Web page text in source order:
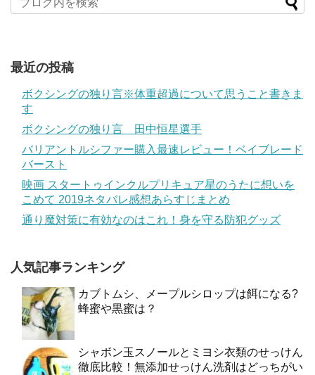
最近の投稿
ボクシングの独り言※体重超過について思うこと書きま
す
ボクシングの独り言 田中恒星選手
バリアントルシファー購入最速レビュー！ベイブレード
バースト
映画 スタートゥインクルプリキュア星のうたに想いを
こめて 2019ネタバレ感想あらすじまとめ
通り魔対策に有効なのはこれ！身を守る防犯グッズ
人気記事ランキング
カブトムシ、メープルシロップは餌になる?
蜂蜜や黒蜜は？
シャボン玉スノールとミヨシ衣類のせっけん
徹底比較！無添加せっけん洗剤はどっちがい